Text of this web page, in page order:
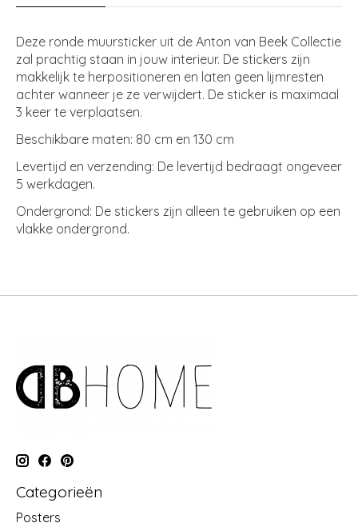
Deze ronde muursticker uit de Anton van Beek Collectie
zal prachtig staan in jouw interieur. De stickers zijn
makkelijk te herpositioneren en laten geen lijmresten
achter wanneer je ze verwijdert. De sticker is maximaal
3 keer te verplaatsen.
Beschikbare maten: 80 cm en 130 cm
Levertijd en verzending: De levertijd bedraagt ongeveer
5 werkdagen.
Ondergrond: De stickers zijn alleen te gebruiken op een
vlakke ondergrond.
Categorieën
Posters